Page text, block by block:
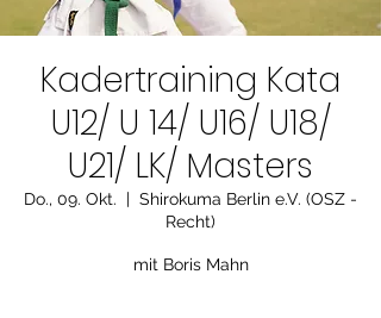
Kadertraining Kata
U12/ U 14/ U16/ U18/
U21/ LK/ Masters
Do., 09. Okt.
  |
Shirokuma Berlin e.V. (OSZ -
Recht)
mit Boris Mahn